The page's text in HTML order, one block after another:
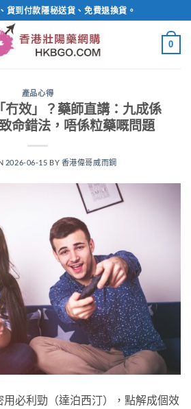
貨到付款隱秘送貨、免費退換貨。
0
產品心得
冇效」？藥師直講：九成係
命錯法，唔係粒藥嘅問題
2026-06-15 BY 香港偉哥威而鋼
用必利勁（達泊西汀），點解成個效